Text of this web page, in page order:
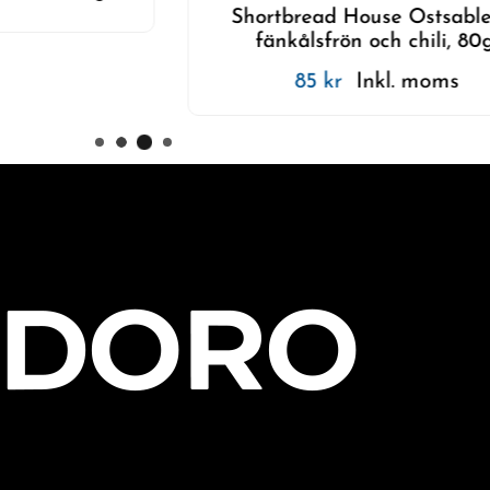
House Ostsableér -
Venchi -